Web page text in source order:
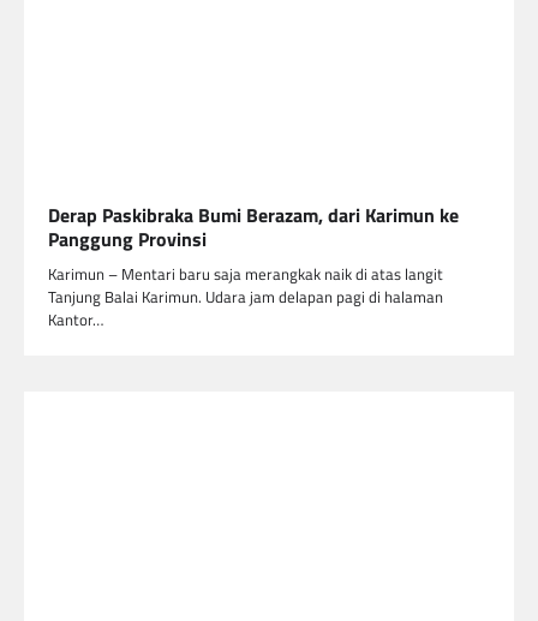
Derap Paskibraka Bumi Berazam, dari Karimun ke
Panggung Provinsi
Karimun – Mentari baru saja merangkak naik di atas langit
Tanjung Balai Karimun. Udara jam delapan pagi di halaman
Kantor…